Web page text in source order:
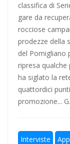
Lazio ad
Calcio a 5:
classifica di
gare da
rocciose
prodezze della
del Pomigliano
ripresa qualche
ha siglato la
quattordici
promozione...
Interviste